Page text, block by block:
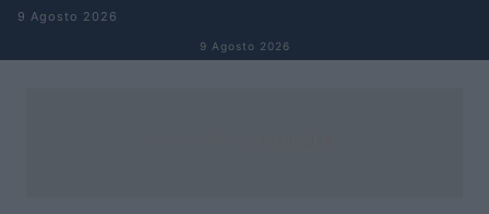
Salta al contenuto
9 Agosto 2026
9 Agosto 2026